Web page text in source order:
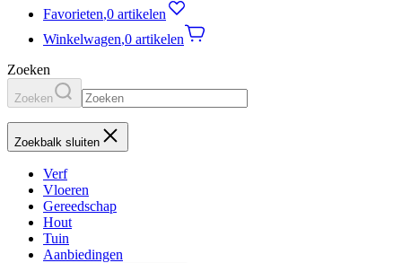
Favorieten,0 artikelen
Winkelwagen,0 artikelen
Zoeken
Zoeken
Zoekbalk sluiten
Verf
Vloeren
Gereedschap
Hout
Tuin
Aanbiedingen